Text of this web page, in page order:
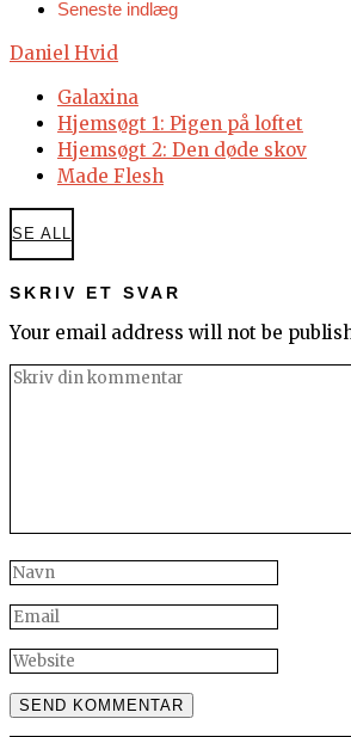
Seneste indlæg
Daniel Hvid
Galaxina
Hjemsøgt 1: Pigen på loftet
Hjemsøgt 2: Den døde skov
Made Flesh
SE ALL
SKRIV ET SVAR
Your email address will not be